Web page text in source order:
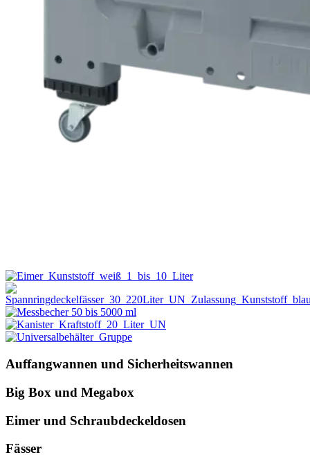
Auffangwannen und Sicherheitswannen
Big Box und Megabox
Eimer und Schraubdeckeldosen
Fässer